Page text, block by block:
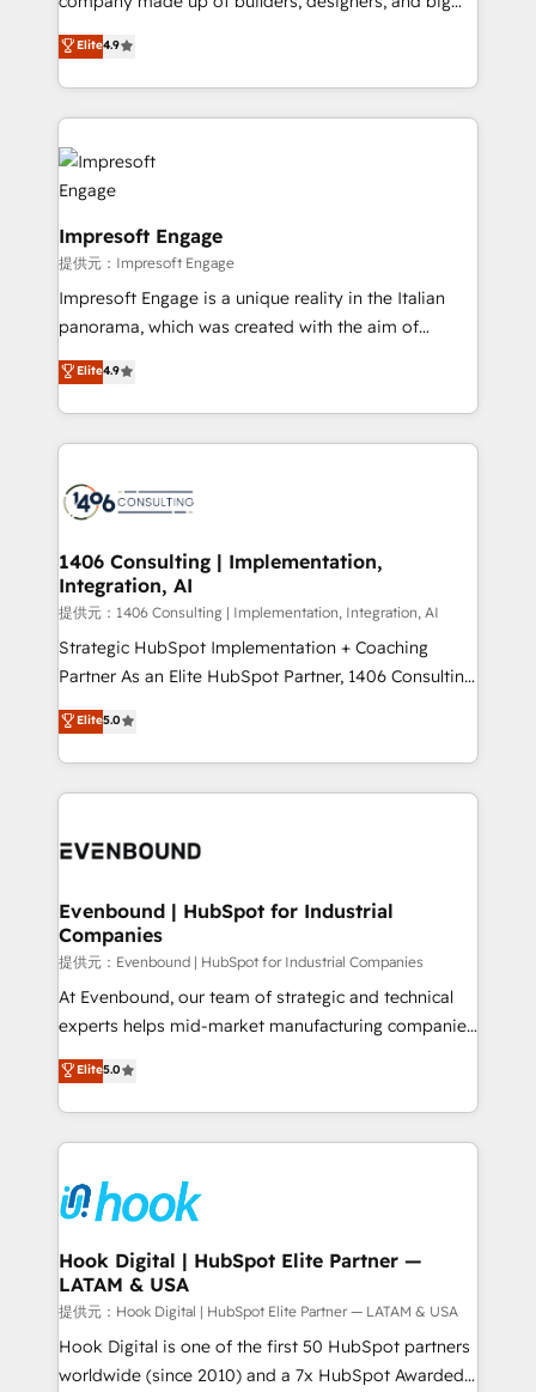
Platform Migration Excellence. • Top 3 Partner of the
Year LATAM 2022, 2023, 2024, 2025. • Partner of the
business with HubSpot? Let Cebra’s experts help
you grow faster, smarter, and with impact.
thinkers. We blend strategy, design, and
development—always fueled by curiosity—to turn
ideas, opportunities, and challenges into meaningful
experiences. To us, technology is more than just
code; it’s about creating things that are useful, cool,
and—most importantly—simple. That’s why we lean
into bold ideas and shape them into thoughtful
products and strategies that actually make a
difference.
Elite4.9
Impresoft Engage
提供元：Impresoft Engage
Impresoft Engage is a unique reality in the Italian
panorama, which was created with the aim of
putting Customer Experience at the center by
creating digital environments capable of integrating
people, processes and data. We offer the best
digital solutions on the market, ranging from CRM
marketing automation to online and offline sales
allowing companies to optimize processes and meet
the needs of the customer. We are part of Impresoft
Group, a group of specialized and complementary
companies that divide their offer into 4
Competence Centers: Smart Manufacturing,
The synergies generated by these integrations,
together with the combination of talents, skills,
to accompany companies on their digital
Elite4.9
1406 Consulting | Implementation,
Integration, AI
提供元：1406 Consulting | Implementation, Integration, AI
Strategic HubSpot Implementation + Coaching
Partner As an Elite HubSpot Partner, 1406 Consulting
helps mid-market revenue teams transform how
they sell, market, and serve. We don't just build your
HubSpot—we teach your team to own it, then stay
to help you keep winning. What We Do ⚙️ CRM
Data & Content 📈 Sales & Marketing Alignment +
Agent Creation 🔄 Custom Integrations & Data
Migration Why 1406 We become part of your team.
Your team learns while we build. We fix what others
broke. Built for mid-market reality—practical
solutions that work with your actual headcount and
HubSpot partners 🔄 Top 5% globally in client
retention 📅 8+ years of consistent results since 2017
move beyond spreadsheets into unified systems
that drive real business results.
Elite5.0
Evenbound | HubSpot for Industrial
Companies
提供元：Evenbound | HubSpot for Industrial Companies
At Evenbound, our team of strategic and technical
experts helps mid-market manufacturing companies
achieve real growth. We specialize in delivering
tailored solutions that drive results by leveraging
HubSpot’s platform and data to fuel success.
Technical Solutions: - HubSpot Technical Consulting -
Onboarding - Data Migration & Integrations -
Technical Audit & Optimization Strategic Solutions: -
Revenue Operations - Inbound Marketing -
Outbound Marketing - HubSpot CMS Website
Design & Development We empower our clients to
reach their full potential by providing transparent,
relationship-driven support. With over 300 HubSpot
Elite5.0
Hook Digital | HubSpot Elite Partner —
LATAM & USA
提供元：Hook Digital | HubSpot Elite Partner — LATAM & USA
Hook Digital is one of the first 50 HubSpot partners
worldwide (since 2010) and a 7x HubSpot Awarded